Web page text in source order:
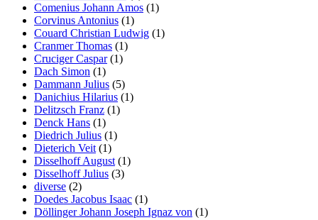
Comenius Johann Amos (1)
Corvinus Antonius (1)
Couard Christian Ludwig (1)
Cranmer Thomas (1)
Cruciger Caspar(1)
Dach Simon (1)
Dammann Julius (5)
Danichius Hilarius (1)
Delitzsch Franz (1)
Denck Hans (1)
Diedrich Julius (1)
Dieterich Veit (1)
Disselhoff August (1)
Disselhoff Julius (3)
diverse (2)
Doedes Jacobus Isaac (1)
Döllinger Johann Joseph Ignaz von (1)